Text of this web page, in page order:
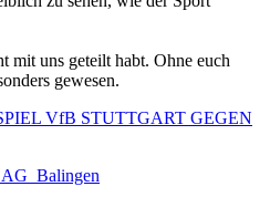
mit uns geteilt habt. Ohne euch
gewesen.
VfB STUTTGART GEGEN